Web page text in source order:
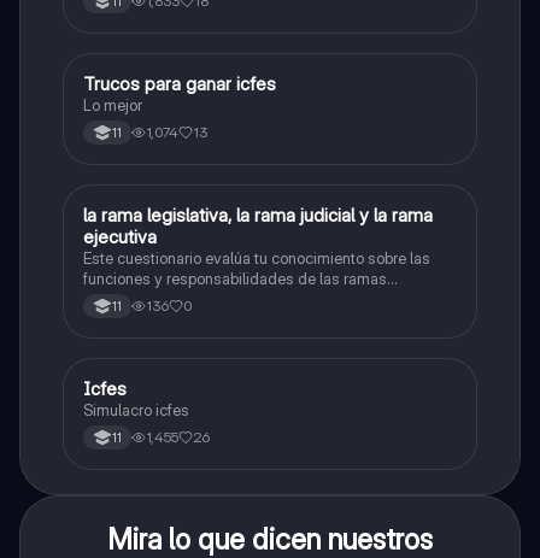
Química
Trucos para ganar icfes
Lo mejor
11 1,074 13
LSociales/Historia
la rama legislativa, la rama judicial y la rama
ejecutiva
Este cuestionario evalúa tu conocimiento sobre las
funciones y responsabilidades de las ramas
legislativa, judicial y ejecutiva.
11 136 0
ICFES: Sociales y Ciudadanas
Icfes
Simulacro icfes
11 1,455 26
Mira lo que dicen nuestros